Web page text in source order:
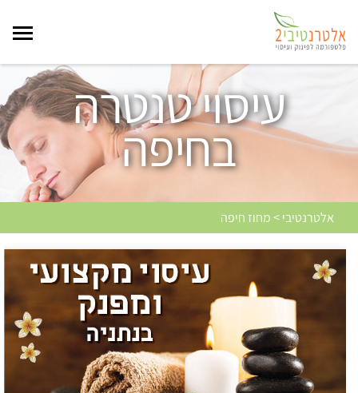
עיסוי טנטרה
בחיפה
אלטרנטיבי > מחוז חיפה